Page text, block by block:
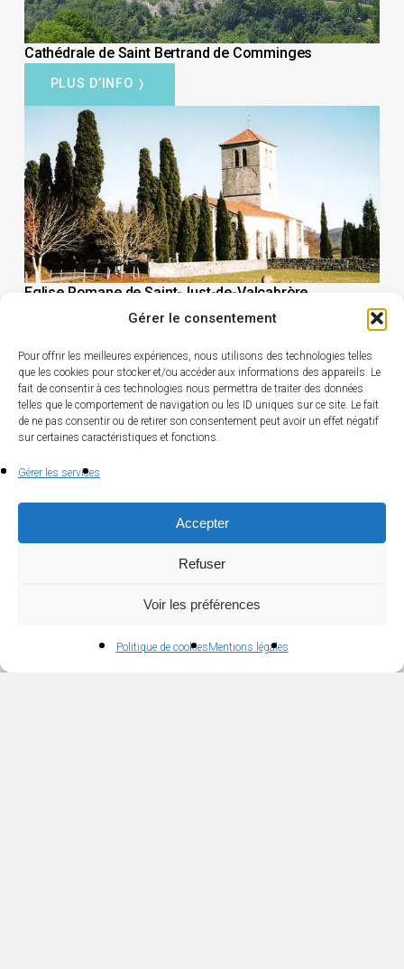
Gérer le consentement
Pour offrir les meilleures expériences, nous utilisons des technologies telles
que les cookies pour stocker et/ou accéder aux informations des appareils. Le
fait de consentir à ces technologies nous permettra de traiter des données
telles que le comportement de navigation ou les ID uniques sur ce site. Le fait
de ne pas consentir ou de retirer son consentement peut avoir un effet négatif
sur certaines caractéristiques et fonctions.
Gérer les services
Accepter
Refuser
Voir les préférences
Politique de cookiesMentions légales
Cathédrale de Saint Bertrand de Comminges
PLUS D’INFO
Eglise Romane de Saint-Just-de-Valcabrère
PLUS D’INFO
Tous les infos d’ont
vous avez besoin sur le
site de l’Office de
OFFICE DU TOURISME